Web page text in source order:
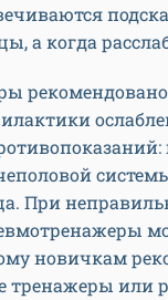
а когда
рекомендовано
При
новичкам
тренажеры или